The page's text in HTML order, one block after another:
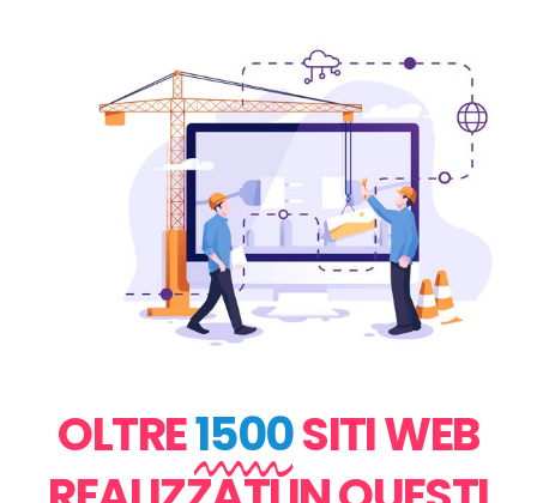
OLTRE1500SITI WEB